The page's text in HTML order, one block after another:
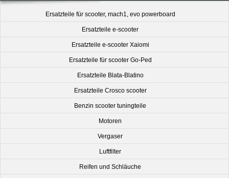
Ersatzteile für scooter, mach1, evo powerboard
Ersatzteile e-scooter
Ersatzteile e-scooter Xaiomi
Ersatzteile für scooter Go-Ped
Ersatzteile Blata-Blatino
Ersatzteile Crosco scooter
Benzin scooter tuningteile
Motoren
Vergaser
Luftfilter
Reifen und Schläuche